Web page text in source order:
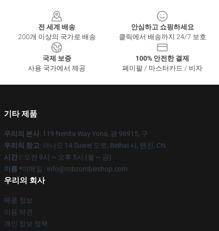
전 세계 배송
200개 이상의 국가로 배송
안심하고 쇼핑하세요
클릭에서 배송까지 24/7 보호
국제 보증
사용 국가에서 제공
100% 안전한 결제
페이팔 / 마스터카드 / 비자
기타 제품
우리의 본사: 119 Nenita Way Yona, 괌 96915, 구
우리의 창고: 아니오 14 Suwei 도로, Beihai 시, 톈진, CN
시간 :: 오전 9시 ~ 오후 5시 (월 ~ 금)
이름 *이메일 : info@robzombieshop.com
우리의 회사
제품 정보
이용 약관
개인 정보 정책